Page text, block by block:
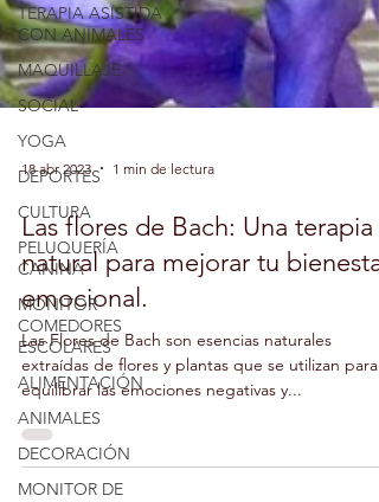
TERAPIA ASISTIDA
CON ANIMALES
MAQUILLAJE
SOCIAL
YOGA
DEPORTES
CULTURA
PELUQUERÍA
CANINA
MONITOR
COMEDORES
ESCOLARES
ALIMENTACIÓN
ANIMALES
DECORACIÓN
MONITOR DE
18 abr 2023 1 min de lectura
Las flores de Bach: Una terapia
natural para mejorar tu bienestar
emocional.
Las Flores de Bach son esencias naturales
extraídas de flores y plantas que se utilizan para
equilibrar las emociones negativas y...